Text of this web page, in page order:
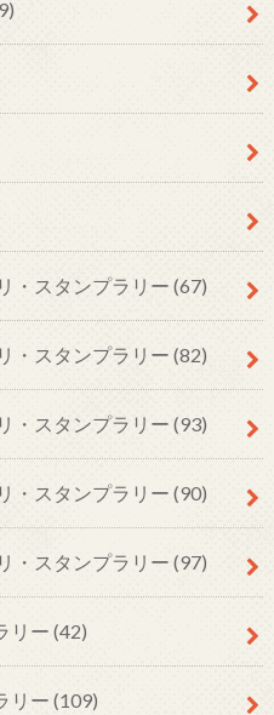
・スタンプラリー (67)
・スタンプラリー (82)
・スタンプラリー (93)
・スタンプラリー (90)
・スタンプラリー (97)
リー (42)
リー (109)